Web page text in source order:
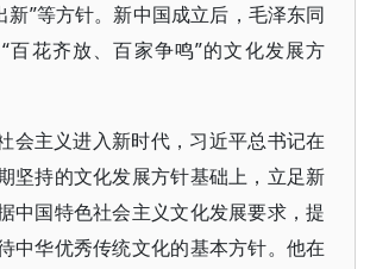
新”等方针。新中国成立后，毛泽东同
百花齐放、百家争鸣”的文化发展方
会主义进入新时代，习近平总书记在
坚持的文化发展方针基础上，立足新
中国特色社会主义文化发展要求，提
中华优秀传统文化的基本方针。他在